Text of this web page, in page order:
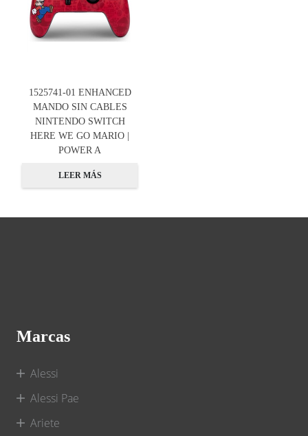
1525741-01 ENHANCED
MANDO SIN CABLES
NINTENDO SWITCH
HERE WE GO MARIO |
POWER A
LEER MÁS
Marcas
Alessi
Alessi Pae
Ariete